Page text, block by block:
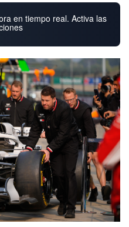
en tiempo real. Activa las